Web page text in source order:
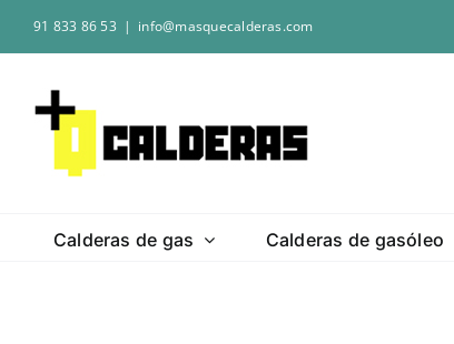
91 833 86 53 | info@masquecalderas.com
Calderas de gas Calderas de gasóleo